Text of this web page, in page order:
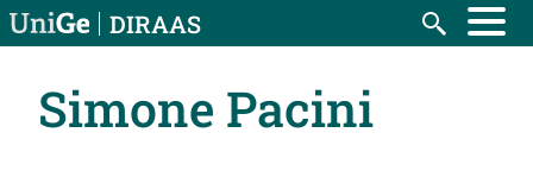
Salta al contenuto principale
DIRAAS Search
Simone Pacini